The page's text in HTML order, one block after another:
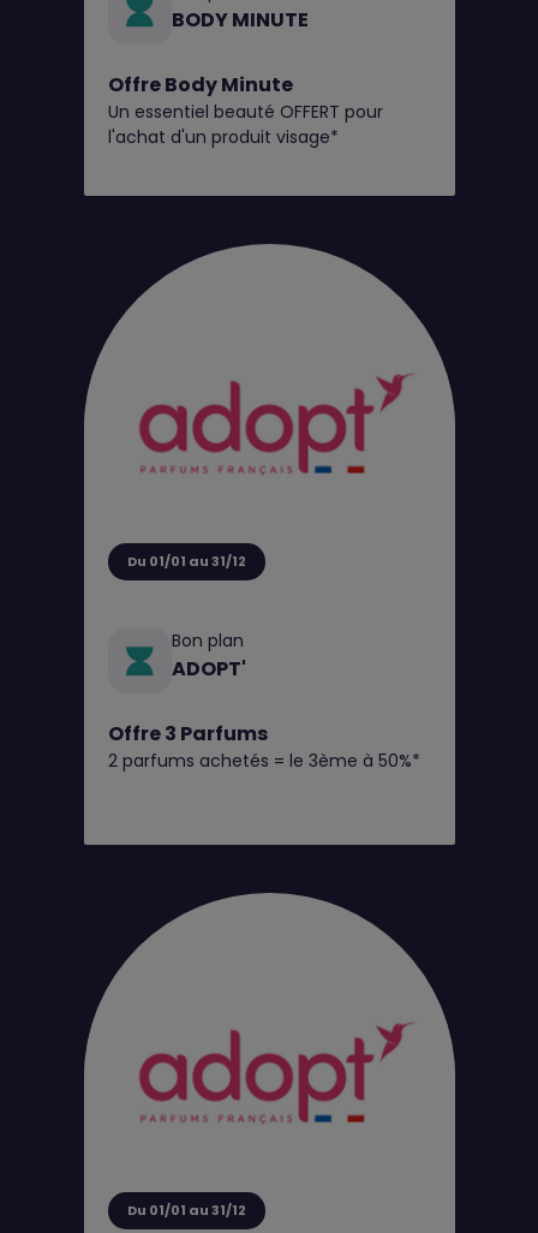
BODY MINUTE
Offre Body Minute
Un essentiel beauté OFFERT pour
l'achat d'un produit visage*
Du 01/01 au 31/12
Bon plan
ADOPT'
Offre 3 Parfums
2 parfums achetés = le 3ème à 50%*
Du 01/01 au 31/12